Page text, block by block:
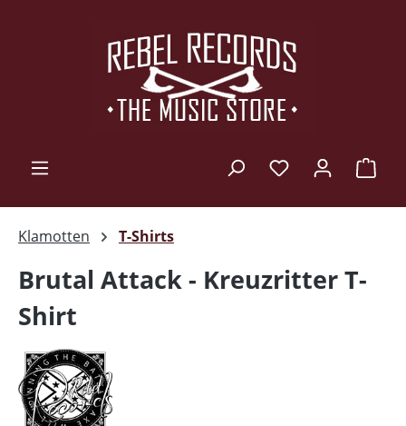
Klamotten T-Shirts
Brutal Attack - Kreuzritter T-
Shirt